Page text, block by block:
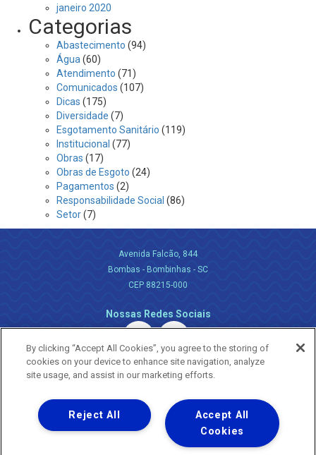
janeiro 2020
Categorias
Abastecimento (94)
Água (60)
Atendimento (71)
Comunicados (107)
Dicas (175)
Diversidade (7)
Esgotamento Sanitário (119)
Institucional (77)
Obras (17)
Obras de Esgoto (24)
Pagamentos (2)
Responsabilidade Social (86)
Setor(7)
Avenida Falcão, 844
Bombas - Bombinhas - SC
CEP 88215-000
Nossas Redes Sociais
Uma empresa
Copyright ® 2026 - Todos os Direitos Reservados.
Nossa natureza movimenta a vida
By clicking “Accept All Cookies”, you agree to the storing of
cookies on your device to enhance site navigation, analyze
site usage, and assist in our marketing efforts.
Accept All
Cookies
Reject All